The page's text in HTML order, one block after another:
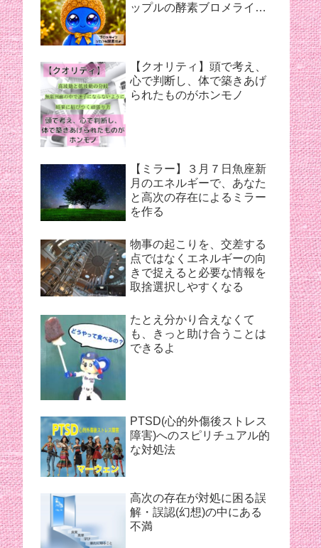
ップルの酵素ブロメライン
【クオリティ】頭で考え、
心で判断し、体で築きあげ
られたものがホンモノ
【ミラー】３月７日魚座新
月のエネルギーで、あなた
と高次の存在によるミラー
を作る
物事の起こりを、交差する
点ではなくエネルギーの向
きで捉えると必要な情報を
取捨選択しやすくなる
たとえ分かり合えなくて
も、きっと助け合うことは
できるよ
PTSD(心的外傷後ストレス
障害)へのスピリチュアル的
な対処法
高次の存在が対処に困る誤
解・誤認(幻想)の中にある
不満